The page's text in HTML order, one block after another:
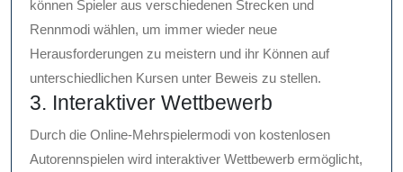
können Spieler aus verschiedenen Strecken und
Rennmodi wählen, um immer wieder neue
Herausforderungen zu meistern und ihr Können auf
unterschiedlichen Kursen unter Beweis zu stellen.
3. Interaktiver Wettbewerb
Durch die Online-Mehrspielermodi von kostenlosen
Autorennspielen wird interaktiver Wettbewerb ermöglicht,